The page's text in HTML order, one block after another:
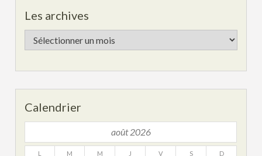
Les archives
Les
archives
Calendrier
août 2026
L M M J V S D